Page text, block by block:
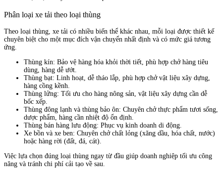
Phân loại xe tải theo loại thùng
Theo loại thùng, xe tải có nhiều biến thể khác nhau, mỗi loại được thiết kế
chuyên biệt cho một mục đích vận chuyển nhất định và có mức giá tương
ứng.
Thùng kín: Bảo vệ hàng hóa khỏi thời tiết, phù hợp chở hàng tiêu
dùng, hàng dễ ướt.
Thùng bạt: Linh hoạt, dễ tháo lắp, phù hợp chở vật liệu xây dựng,
hàng cồng kềnh.
Thùng lửng: Tối ưu cho hàng nông sản, vật liệu xây dựng cần dễ
bốc xếp.
Thùng đông lạnh và thùng bảo ôn: Chuyên chở thực phẩm tươi sống,
dược phẩm, hàng cần nhiệt độ ổn định.
Thùng bán hàng lưu động: Phục vụ kinh doanh di động.
Xe bồn và xe ben: Chuyên chở chất lỏng (xăng dầu, hóa chất, nước)
hoặc hàng rời (đất, đá, cát).
Việc lựa chọn đúng loại thùng ngay từ đầu giúp doanh nghiệp tối ưu công
năng và tránh chi phí cải tạo về sau.